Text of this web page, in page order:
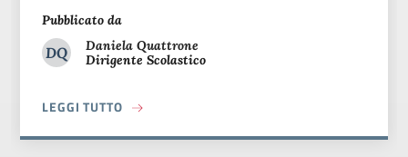
Pubblicato da
DQ
Daniela Quattrone
Daniela Quattrone
Dirigente Scolastico
LEGGI TUTTOA PROPOSITO DI BENVENUTO AL PICCOLO